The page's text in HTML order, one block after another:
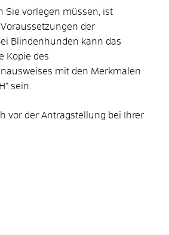
Sie vorlegen müssen, ist
der
Blindenhunden kann das
Kopie des
mit den Merkmalen
sein.
vor der Antragstellung bei Ihrer